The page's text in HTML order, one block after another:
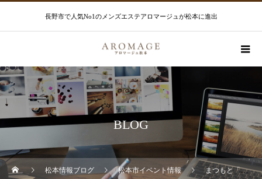
長野市で人気No1のメンズエステアロマージュが松本に進出
BLOG
松本情報ブログ 松本市イベント情報 まつもと「城のまち」フードドライブ